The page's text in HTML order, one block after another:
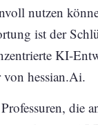
nutzen
ist der
KI-
hessian.Ai.
die